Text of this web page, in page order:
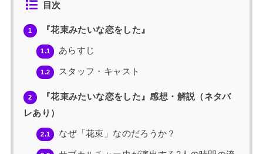
目次
1 『花束みたいな恋をした』
1.1 あらすじ
1.2 スタッフ・キャスト
2
『花束みたいな恋をした』感想・解説（ネタバ
レあり）
2.1 なぜ「花束」なのだろうか？